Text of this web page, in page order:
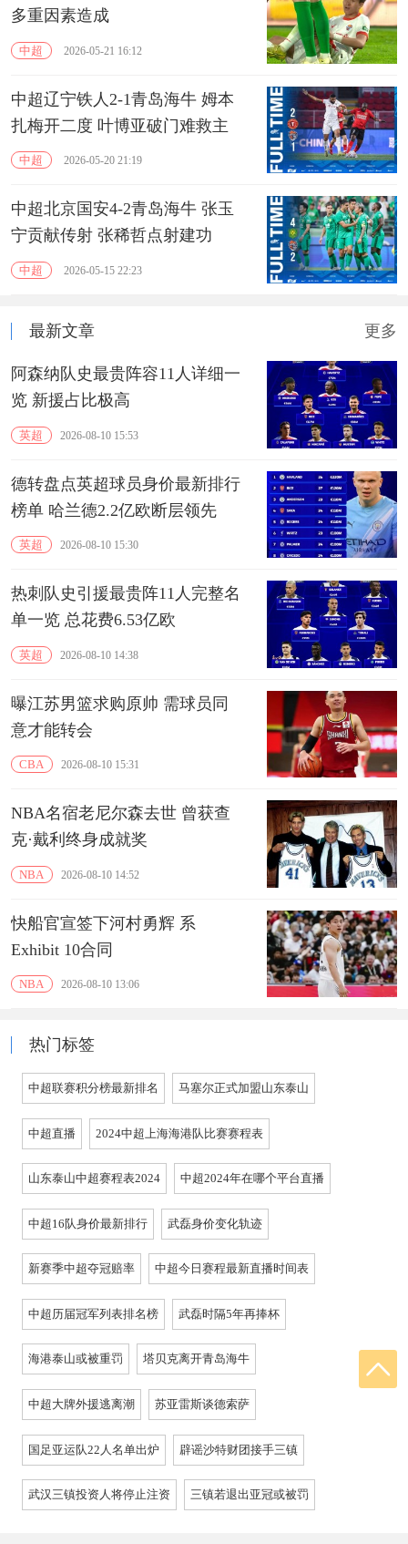
多重因素造成
中超 2026-05-21 16:12
中超辽宁铁人2-1青岛海牛 姆本
扎梅开二度 叶博亚破门难救主
中超 2026-05-20 21:19
中超北京国安4-2青岛海牛 张玉
宁贡献传射 张稀哲点射建功
中超 2026-05-15 22:23
最新文章 更多
阿森纳队史最贵阵容11人详细一
览 ‌新援占比极高‌
英超 2026-08-10 15:53
德转盘点英超球员身价最新排行
榜单 哈兰德2.2亿欧断层领先
英超 2026-08-10 15:30
热刺队史引援最贵阵11人完整名
单一览 总花费6.53亿欧
英超 2026-08-10 14:38
曝江苏男篮求购原帅 需球员同
意才能转会
CBA 2026-08-10 15:31
NBA名宿老尼尔森去世 曾获查
克·戴利终身成就奖
NBA 2026-08-10 14:52
快船官宣签下河村勇辉 系
Exhibit 10合同
NBA 2026-08-10 13:06
热门标签
中超联赛积分榜最新排名 马塞尔正式加盟山东泰山
中超直播 2024中超上海海港队比赛赛程表
山东泰山中超赛程表2024 中超2024年在哪个平台直播
中超16队身价最新排行 武磊身价变化轨迹
新赛季中超夺冠赔率 中超今日赛程最新直播时间表
中超历届冠军列表排名榜 武磊时隔5年再捧杯
海港泰山或被重罚 塔贝克离开青岛海牛
中超大牌外援逃离潮 苏亚雷斯谈德索萨
国足亚运队22人名单出炉 辟谣沙特财团接手三镇
武汉三镇投资人将停止注资 三镇若退出亚冠或被罚